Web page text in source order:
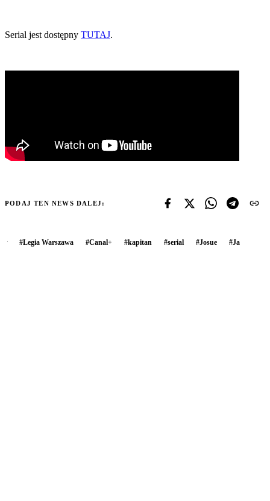
Serial jest dostępny TUTAJ.
PODAJ TEN NEWS DALEJ:
#Legia Warszawa #Canal+ #kapitan #serial #Josue #Ja